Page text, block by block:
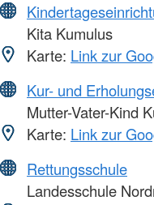
Kita Kumulus
Karte: Link zur
Kur- und
Mutter-Vater-Kind
Karte: Link zur
Rettungsschule
Landesschule